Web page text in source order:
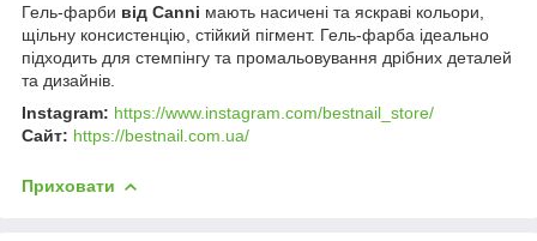
Гель-фарби від Canni мають насичені та яскраві кольори,
щільну консистенцію, стійкий пігмент. Гель-фарба ідеально
підходить для стемпінгу та промальовування дрібних деталей
та дизайнів.
Instagram: https://www.instagram.com/bestnail_store/
Сайт: https://bestnail.com.ua/
Приховати